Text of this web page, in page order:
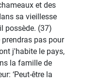
et des
sa vieillesse
possède. (37)
pas pour
j'habite le pays,
la famille de
‘Peut-être la